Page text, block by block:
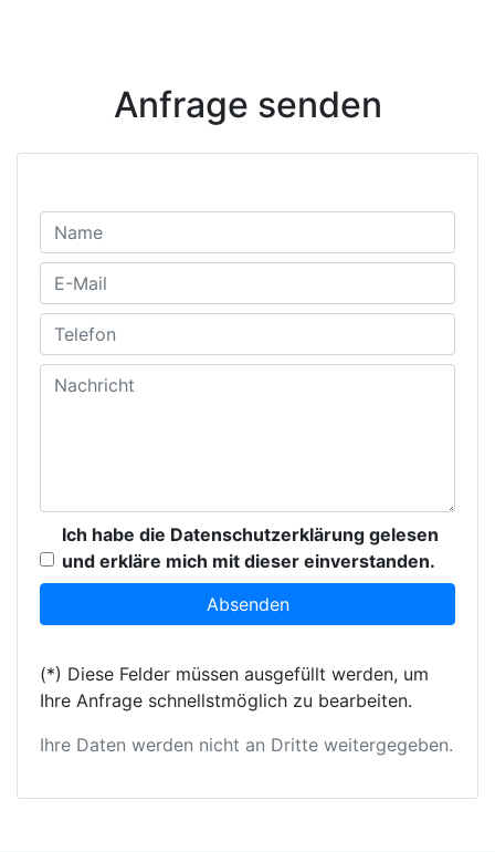
Anfrage senden
Ich habe die Datenschutzerklärung gelesen
und erkläre mich mit dieser einverstanden.
(*) Diese Felder müssen ausgefüllt werden, um
Ihre Anfrage schnellstmöglich zu bearbeiten.
Ihre Daten werden nicht an Dritte weitergegeben.